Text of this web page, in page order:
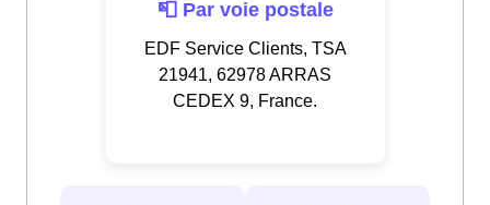
📮 Par voie postale
EDF Service Clients, TSA
21941, 62978 ARRAS
CEDEX 9, France.